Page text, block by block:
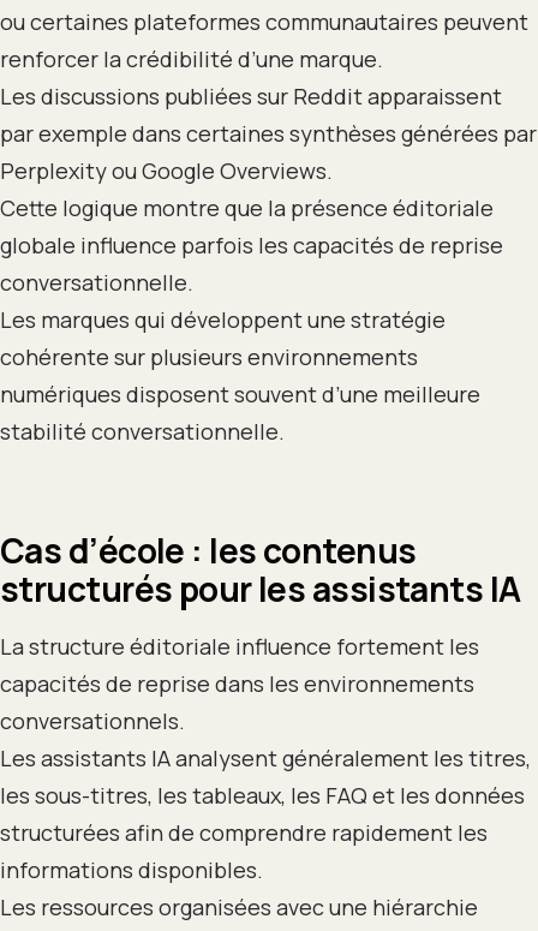
ou certaines plateformes communautaires peuvent
renforcer la crédibilité d’une marque.
Les discussions publiées sur Reddit apparaissent
par exemple dans certaines synthèses générées par
Perplexity ou Google Overviews.
Cette logique montre que la présence éditoriale
globale influence parfois les capacités de reprise
conversationnelle.
Les marques qui développent une stratégie
cohérente sur plusieurs environnements
numériques disposent souvent d’une meilleure
stabilité conversationnelle.
Cas d’école : les contenus
structurés pour les assistants IA
La structure éditoriale influence fortement les
capacités de reprise dans les environnements
conversationnels.
Les assistants IA analysent généralement les titres,
les sous-titres, les tableaux, les FAQ et les données
structurées afin de comprendre rapidement les
informations disponibles.
Les ressources organisées avec une hiérarchie